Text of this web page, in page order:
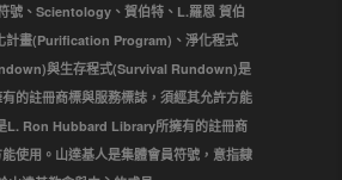
號、Scientology、賀伯特、L.羅恩 賀伯
計畫(Purification Program)、淨化程式
與生存程式(Survival Rundown)是
的註冊商標與服務標誌，須經其允許方能
L. Ron Hubbard Library所擁有的註冊商
使用。山達基人是集體會員符號，意指隸